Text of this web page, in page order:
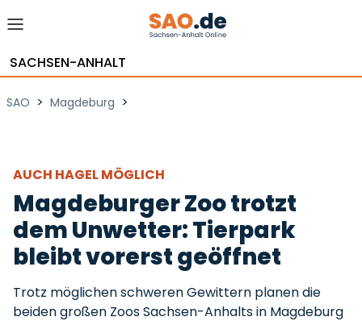
SACHSEN-ANHALT
SAO > Magdeburg >
AUCH HAGEL MÖGLICH
Magdeburger Zoo trotzt
dem Unwetter: Tierpark
bleibt vorerst geöffnet
Trotz möglichen schweren Gewittern planen die
beiden großen Zoos Sachsen-Anhalts in Magdeburg